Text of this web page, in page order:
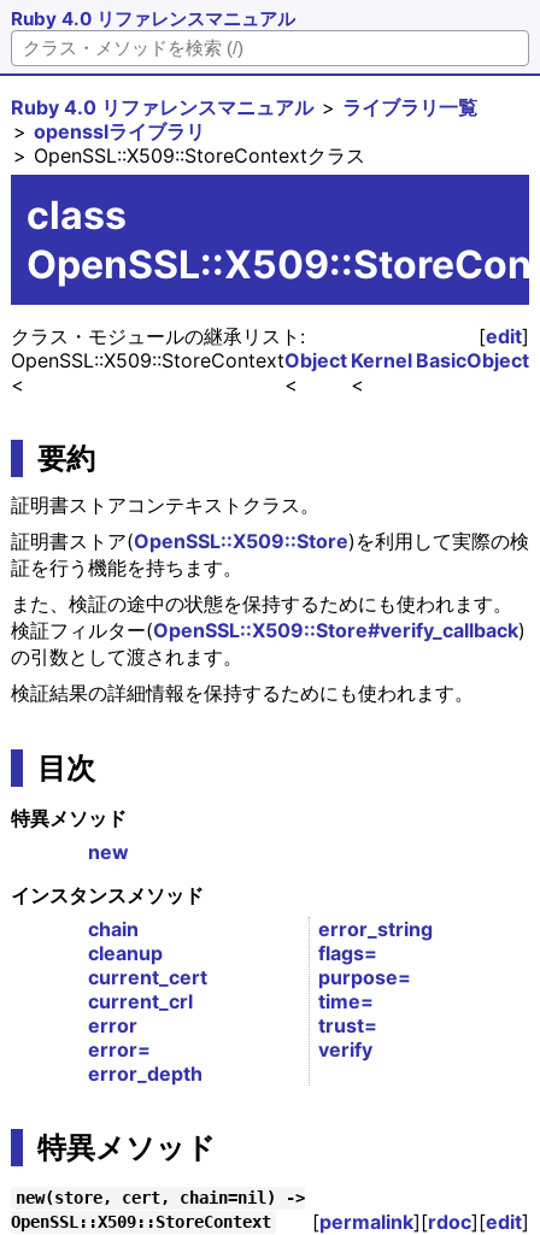
Ruby 4.0 リファレンスマニュアル
Ruby 4.0 リファレンスマニュアル
ライブラリ一覧
opensslライブラリ
OpenSSL::X509::StoreContextクラス
class
[edit]
クラス・モジュールの継承リスト:
BasicObject
Kernel
Object
OpenSSL::X509::StoreContext
要約
証明書ストアコンテキストクラス。
証明書ストア(OpenSSL::X509::Store)を利用して実際の検
証を行う機能を持ちます。
また、検証の途中の状態を保持するためにも使われます。
検証フィルター(OpenSSL::X509::Store#verify_callback)
の引数として渡されます。
検証結果の詳細情報を保持するためにも使われます。
目次
特異メソッド
new
インスタンスメソッド
chain
cleanup
current_cert
current_crl
error
error=
error_depth
error_string
flags=
purpose=
time=
trust=
verify
特異メソッド
new(store, cert, chain=nil) ->
OpenSSL::X509::StoreContext
[permalink][rdoc][edit]